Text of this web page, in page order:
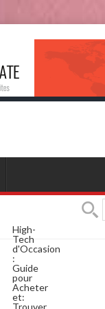
High-
Tech
d'Occasion
:
Guide
pour
Acheter
et:
Trouver